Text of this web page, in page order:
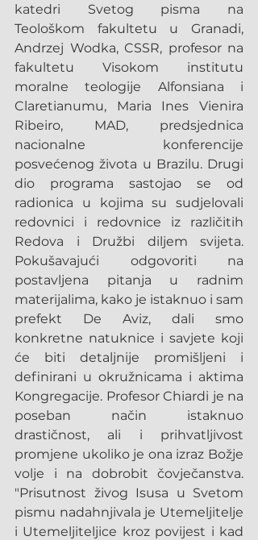
katedri Svetog pisma na
Teološkom fakultetu u Granadi,
Andrzej Wodka, CSSR, profesor na
fakultetu Visokom institutu
moralne teologije Alfonsiana i
Claretianumu, Maria Ines Vienira
Ribeiro, MAD, predsjednica
nacionalne konferencije
posvećenog života u Brazilu. Drugi
dio programa sastojao se od
radionica u kojima su sudjelovali
redovnici i redovnice iz različitih
Redova i Družbi diljem svijeta.
Pokušavajući odgovoriti na
postavljena pitanja u radnim
materijalima, kako je istaknuo i sam
prefekt De Aviz, dali smo
konkretne natuknice i savjete koji
će biti detaljnije promišljeni i
definirani u okružnicama i aktima
Kongregacije. Profesor Chiardi je na
poseban način istaknuo
drastičnost, ali i prihvatljivost
promjene ukoliko je ona izraz Božje
volje i na dobrobit čovječanstva.
"Prisutnost živog Isusa u Svetom
pismu nadahnjivala je Utemeljitelje
i Utemeljiteljice kroz povijest i kad